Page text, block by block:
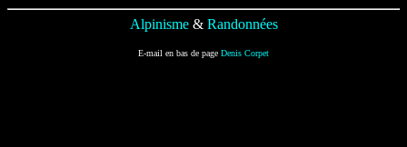
Alpinisme& Randonnées
E-mail en bas de page Denis Corpet